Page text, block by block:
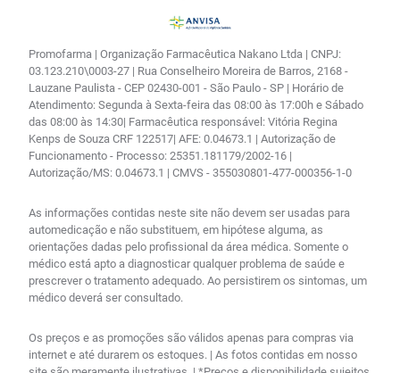
Promofarma | Organização Farmacêutica Nakano Ltda | CNPJ:
03.123.210\0003-27 | Rua Conselheiro Moreira de Barros, 2168 -
Lauzane Paulista - CEP 02430-001 - São Paulo - SP | Horário de
Atendimento: Segunda à Sexta-feira das 08:00 às 17:00h e Sábado
das 08:00 às 14:30| Farmacêutica responsável: Vitória Regina
Kenps de Souza CRF 122517| AFE: 0.04673.1 | Autorização de
Funcionamento - Processo: 25351.181179/2002-16 |
Autorização/MS: 0.04673.1 | CMVS - 355030801-477-000356-1-0
As informações contidas neste site não devem ser usadas para
automedicação e não substituem, em hipótese alguma, as
orientações dadas pelo profissional da área médica. Somente o
médico está apto a diagnosticar qualquer problema de saúde e
prescrever o tratamento adequado. Ao persistirem os sintomas, um
médico deverá ser consultado.
Os preços e as promoções são válidos apenas para compras via
internet e até durarem os estoques. | As fotos contidas em nosso